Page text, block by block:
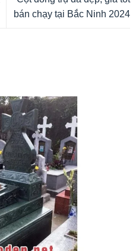
bán chạy tại Bắc Ninh 2024